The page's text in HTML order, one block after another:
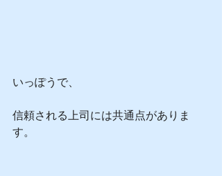
いっぽうで、
信頼される上司には共通点がありま
す。